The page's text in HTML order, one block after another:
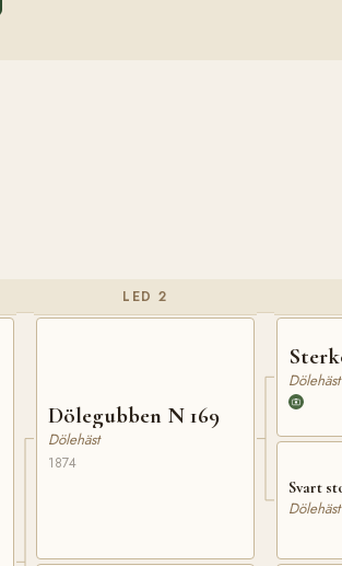
LED 2
Dölegubben N 169
Dölehäst
1874
Dölehäst
Svart
Dölehäst